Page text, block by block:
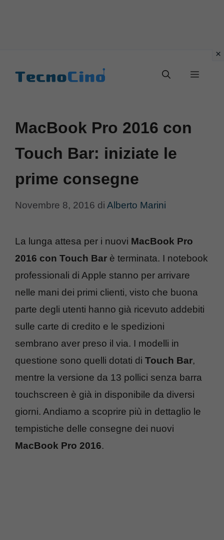
Menu
MacBook Pro 2016 con
Touch Bar: iniziate le
prime consegne
Novembre 8, 2016 di Alberto Marini
La lunga attesa per i nuovi MacBook Pro
2016 con Touch Bar è terminata. I notebook
professionali di Apple stanno per arrivare
nelle mani dei primi clienti, visto che buona
parte degli utenti hanno già ricevuto addebiti
sulle carte di credito e le spedizioni
sembrano aver preso il via. I modelli in
questione sono quelli dotati di Touch Bar,
mentre la versione da 13 pollici senza barra
touchscreen è già in disponibile da diversi
giorni. Andiamo a scoprire più in dettaglio le
tempistiche delle consegne dei nuovi
MacBook Pro 2016.